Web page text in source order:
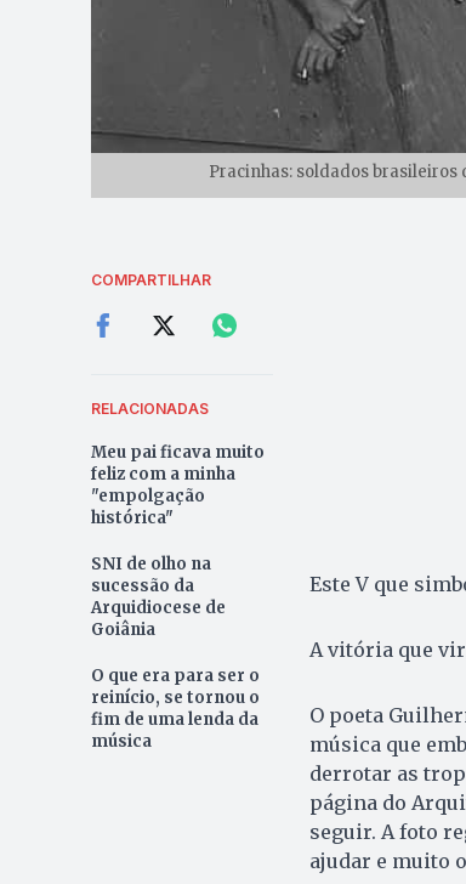
Pracinhas: soldados
COMPARTILHAR
RELACIONADAS
Meu pai ficava muito
feliz com a minha
"empolgação
histórica"
SNI de olho na
sucessão da
Arquidiocese de
Goiânia
O que era para ser o
reinício, se tornou o
fim de uma lenda da
música
Este V que
A vitória que
O poeta
música que
derrotar as
página do
seguir. A foto
ajudar e muito